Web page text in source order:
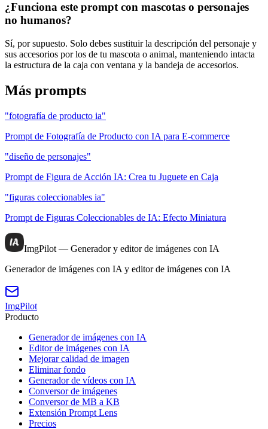
¿Funciona este prompt con mascotas o personajes
no humanos?
Sí, por supuesto. Solo debes sustituir la descripción del personaje y
sus accesorios por los de tu mascota o animal, manteniendo intacta
la estructura de la caja con ventana y la bandeja de accesorios.
Más prompts
"fotografía de producto ia"
Prompt de Fotografía de Producto con IA para E-commerce
"diseño de personajes"
Prompt de Figura de Acción IA: Crea tu Juguete en Caja
"figuras coleccionables ia"
Prompt de Figuras Coleccionables de IA: Efecto Miniatura
ImgPilot — Generador y editor de imágenes con IA
Generador de imágenes con IA y editor de imágenes con IA
ImgPilot
Producto
Generador de imágenes con IA
Editor de imágenes con IA
Mejorar calidad de imagen
Eliminar fondo
Generador de vídeos con IA
Conversor de imágenes
Conversor de MB a KB
Extensión Prompt Lens
Precios